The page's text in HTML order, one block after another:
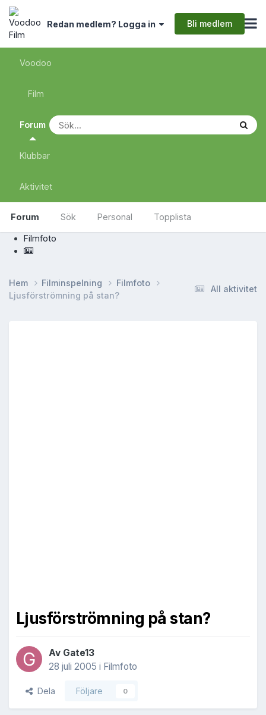
Redan medlem? Logga in Bli medlem
Voodoo
Film
Forum
Forum Sök Personal Topplista
Klubbar
Aktivitet
Filmfoto
All aktivitet
Hem Filminspelning
Filmfoto
Ljusförströmning på stan?
Ljusförströmning på stan?
Av Gate13
28 juli 2005 i Filmfoto
Dela Följare 0